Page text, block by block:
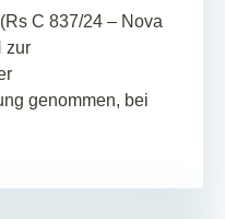
C 837/24 – Nova
zur
genommen, bei